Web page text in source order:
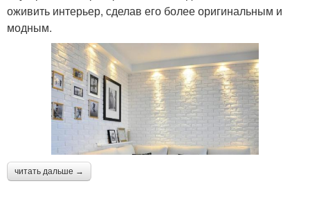
оживить интерьер, сделав его более оригинальным и
модным.
читать дальше →